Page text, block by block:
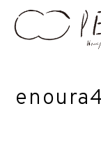
enoura4